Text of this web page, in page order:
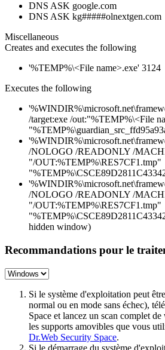
DNS ASK google.com
DNS ASK kg#####olnextgen.com
Miscellaneous
Creates and executes the following
'%TEMP%\<File name>.exe' 3124
Executes the following
/target:exe /out:"%TEMP%\<File
/NOLOGO /READONLY /
"/OUT:%TEMP%\RES7CF1.tmp"
/NOLOGO /READONLY /
"/OUT:%TEMP%\RES7CF1.tmp"
hidden window)
Recommandations pour le
Si le système d'exploitation peut
normal ou en mode sans échec),
Space et lancez un scan complet
les supports amovibles que vous
Dr.Web Security Space.
Si le démarrage du système